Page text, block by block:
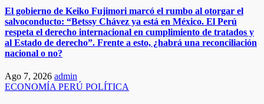
El gobierno de Keiko Fujimori marcó el rumbo al otorgar el
salvoconducto: “Betssy Chávez ya está en México. El Perú
respeta el derecho internacional en cumplimiento de tratados y
al Estado de derecho”. Frente a esto, ¿habrá una reconciliación
nacional o no?
Ago 7, 2026 admin
ECONOMÍA PERÚ POLÍTICA